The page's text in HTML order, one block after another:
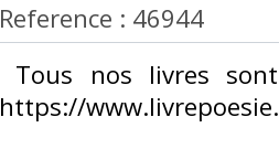
Reference : 46944
Tous nos livres
https://